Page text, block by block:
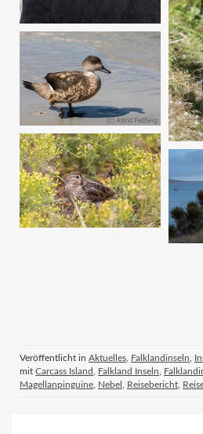
Veröffentlicht in Aktuelles Falklandinseln
mit Carcass Island Falkland Inseln
Magellanpinguine Nebel Reisebericht